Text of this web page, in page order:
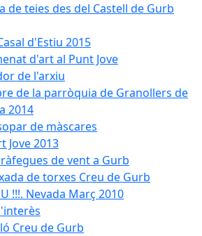
de teies des del Castell de Gurb
d'Estiu 2015
d'art al Punt Jove
de l'arxiu
de la parròquia de Granollers de
2014
de màscares
Jove 2013
de vent a Gurb
de torxes Creu de Gurb
!!!. Nevada Març 2010
Creu de Gurb